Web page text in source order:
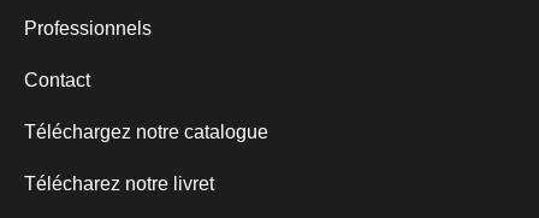
Professionnels
Contact
Téléchargez notre catalogue
Télécharez notre livret